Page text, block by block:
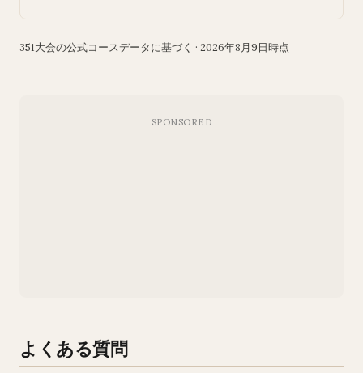
351大会の公式コースデータに基づく · 2026年8月9日時点
よくある質問